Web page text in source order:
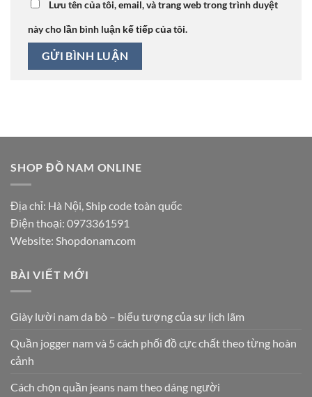
Lưu tên của tôi, email, và trang web trong trình duyệt
này cho lần bình luận kế tiếp của tôi.
SHOP ĐỒ NAM ONLINE
Địa chỉ: Hà Nội, Ship code toàn quốc
Điện thoại: 0973361591
Website: Shopdonam.com
BÀI VIẾT MỚI
Giày lười nam da bò – biểu tượng của sự lịch lãm
Quần jogger nam và 5 cách phối đồ cực chất theo từng hoàn
cảnh
Cách chọn quần jeans nam theo dáng người